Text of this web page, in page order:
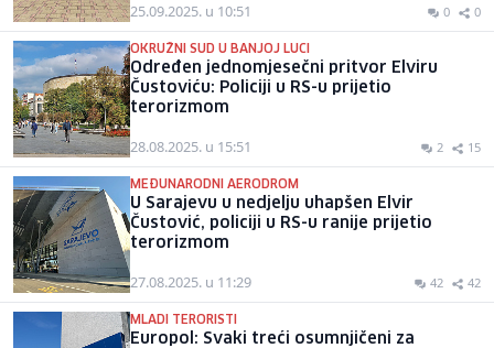
25.09.2025. u 10:51 0 0
OKRUŽNI SUD U BANJOJ LUCI
Određen jednomjesečni pritvor Elviru
Čustoviću: Policiji u RS-u prijetio
terorizmom
28.08.2025. u 15:51 2 15
MEĐUNARODNI AERODROM
U Sarajevu u nedjelju uhapšen Elvir
Čustović, policiji u RS-u ranije prijetio
terorizmom
27.08.2025. u 11:29 42 42
MLADI TERORISTI
Europol: Svaki treći osumnjičeni za